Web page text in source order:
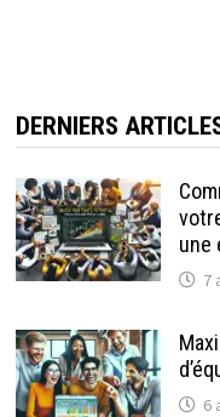
DERNIERS
une
7
6